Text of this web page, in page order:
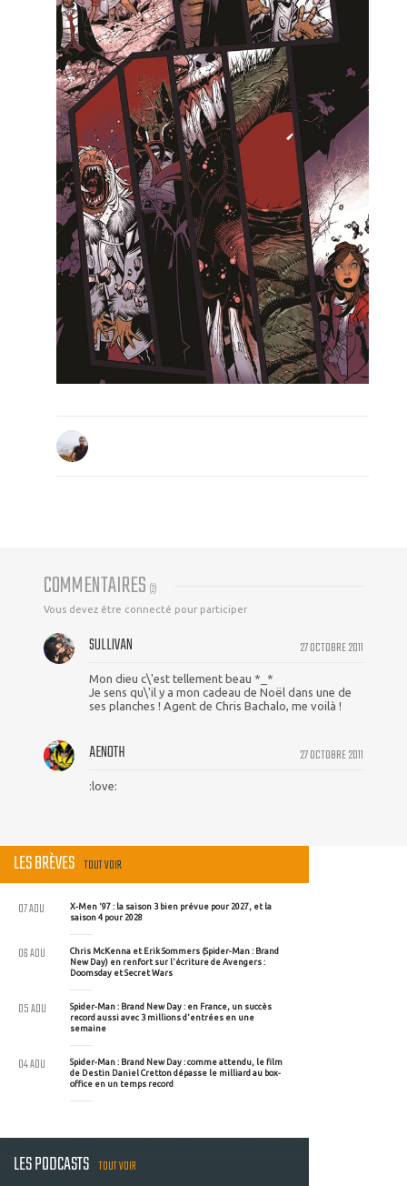
COMMENTAIRES (2)
Vous devez être connecté pour participer
27 OCTOBRE 2011
SULLIVAN
Mon dieu c\'est tellement beau *_*
Je sens qu\'il y a mon cadeau de Noël dans une de
ses planches ! Agent de Chris Bachalo, me voilà !
27 OCTOBRE 2011
AENOTH
:love:
LES BRÈVES TOUT VOIR
X-Men '97 : la saison 3 bien prévue pour 2027, et la
saison 4 pour 2028
07 AOU
Chris McKenna et Erik Sommers (Spider-Man : Brand
New Day) en renfort sur l'écriture de Avengers :
Doomsday et Secret Wars
06 AOU
Spider-Man : Brand New Day : en France, un succès
record aussi avec 3 millions d'entrées en une
semaine
05 AOU
Spider-Man : Brand New Day : comme attendu, le film
de Destin Daniel Cretton dépasse le milliard au box-
office en un temps record
04 AOU
LES PODCASTS TOUT VOIR